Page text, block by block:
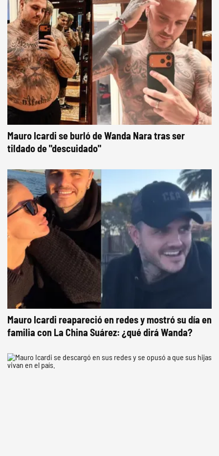
Mauro Icardi se burló de Wanda Nara tras ser
tildado de "descuidado"
Mauro Icardi reapareció en redes y mostró su día en
familia con La China Suárez: ¿qué dirá Wanda?